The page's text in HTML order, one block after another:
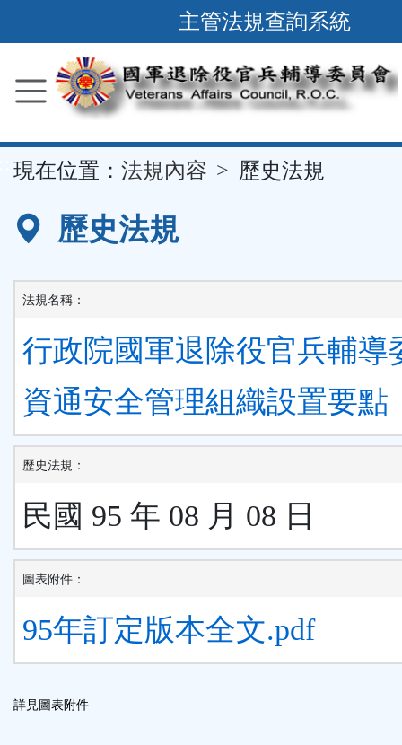
到
要
容
區
主管法規查詢系統
現在位置： 法規內容 歷史法規
歷史法規
法規名稱：
行政院國軍退除役官兵輔導
資通安全管理組織設置要點
歷史法規：
民國 95 年 08 月 08 日
圖表附件：
95年訂定版本全文.pdf
詳見圖表附件